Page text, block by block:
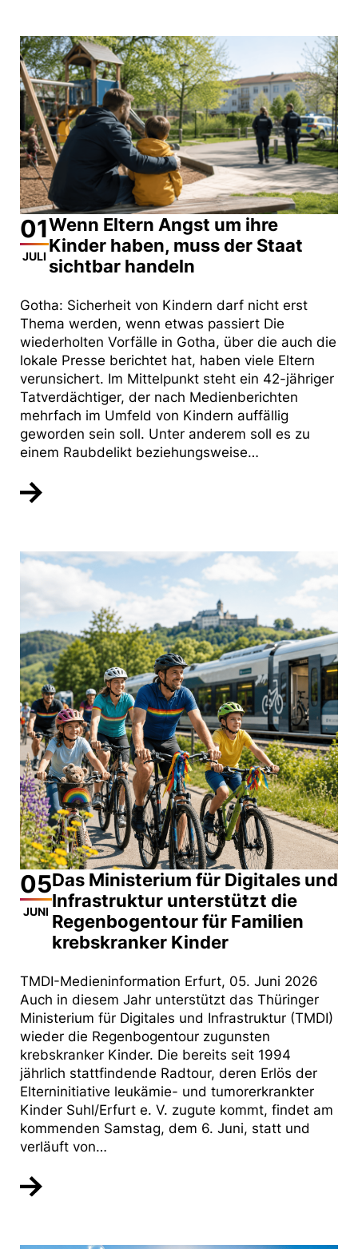
01
JULI
Wenn Eltern Angst um ihre
Kinder haben, muss der Staat
sichtbar handeln
Gotha: Sicherheit von Kindern darf nicht erst
Thema werden, wenn etwas passiert Die
wiederholten Vorfälle in Gotha, über die auch die
lokale Presse berichtet hat, haben viele Eltern
verunsichert. Im Mittelpunkt steht ein 42-jähriger
Tatverdächtiger, der nach Medienberichten
mehrfach im Umfeld von Kindern auffällig
geworden sein soll. Unter anderem soll es zu
einem Raubdelikt beziehungsweise…
05
JUNI
Das Ministerium für Digitales und
Infrastruktur unterstützt die
Regenbogentour für Familien
krebskranker Kinder
TMDI-Medieninformation Erfurt, 05. Juni 2026
Auch in diesem Jahr unterstützt das Thüringer
Ministerium für Digitales und Infrastruktur (TMDI)
wieder die Regenbogentour zugunsten
krebskranker Kinder. Die bereits seit 1994
jährlich stattfindende Radtour, deren Erlös der
Elterninitiative leukämie- und tumorerkrankter
Kinder Suhl/Erfurt e. V. zugute kommt, findet am
kommenden Samstag, dem 6. Juni, statt und
verläuft von…